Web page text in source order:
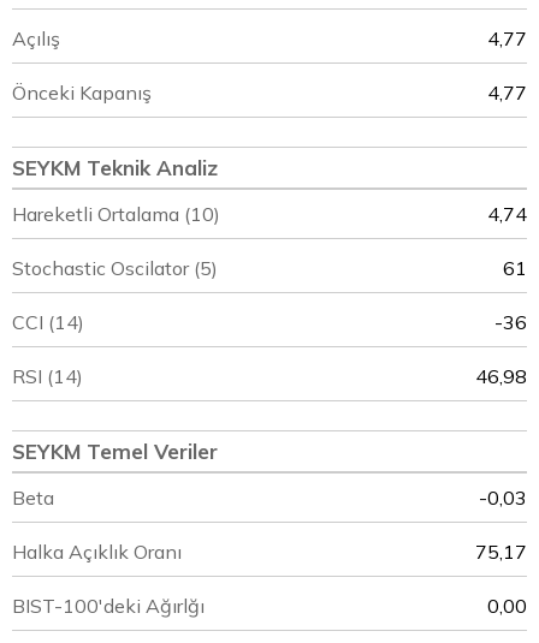
Açılış 4,77
Önceki Kapanış 4,77
SEYKM Teknik Analiz
Hareketli Ortalama (10) 4,74
Stochastic Oscilator (5) 61
CCI (14) -36
RSI (14) 46,98
SEYKM Temel Veriler
Beta -0,03
Halka Açıklık Oranı 75,17
BIST-100'deki Ağırlğı 0,00